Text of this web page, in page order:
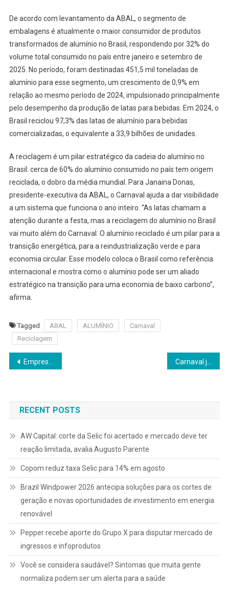
De acordo com levantamento da ABAL, o segmento de
embalagens é atualmente o maior consumidor de produtos
transformados de alumínio no Brasil, respondendo por 32% do
volume total consumido no país entre janeiro e setembro de
2025. No período, foram destinadas 451,5 mil toneladas de
alumínio para esse segmento, um crescimento de 0,9% em
relação ao mesmo período de 2024, impulsionado principalmente
pelo desempenho da produção de latas para bebidas. Em 2024, o
Brasil reciclou 97,3% das latas de alumínio para bebidas
comercializadas, o equivalente a 33,9 bilhões de unidades.
A reciclagem é um pilar estratégico da cadeia do alumínio no
Brasil: cerca de 60% do alumínio consumido no país tem origem
reciclada, o dobro da média mundial. Para Janaina Donas,
presidente-executiva da ABAL, o Carnaval ajuda a dar visibilidade
a um sistema que funciona o ano inteiro. “As latas chamam a
atenção durante a festa, mas a reciclagem do alumínio no Brasil
vai muito além do Carnaval. O alumínio reciclado é um pilar para a
transição energética, para a reindustrialização verde e para
economia circular. Esse modelo coloca o Brasil como referência
internacional e mostra como o alumínio pode ser um aliado
estratégico na transição para uma economia de baixo carbono”,
afirma.
Tagged ABAL ALUMÍNIO
Carnaval
Reciclagem
Navegação
Post
Empresa de crédito estruturado atinge R$ 1,7 bilhão e vincula cultura interna ao crescimento de 115%
RECENT POSTS
AW Capital: corte da Selic foi acertado e mercado deve ter
reação limitada, avalia Augusto Parente
Copom reduz taxa Selic para 14% em agosto
Brazil Windpower 2026 antecipa soluções para os cortes de
geração e novas oportunidades de investimento em energia
renovável
Pepper recebe aporte do Grupo X para disputar mercado de
ingressos e infoprodutos
Você se considera saudável? Sintomas que muita gente
normaliza podem ser um alerta para a saúde